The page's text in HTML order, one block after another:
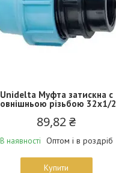
Unidelta Муфта затискна c
різьбою 32х1/2
89,82 ₴
В наявності Оптом і в роздріб
Купити